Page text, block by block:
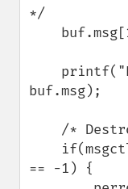
*/
buf.msg);
== -1) {